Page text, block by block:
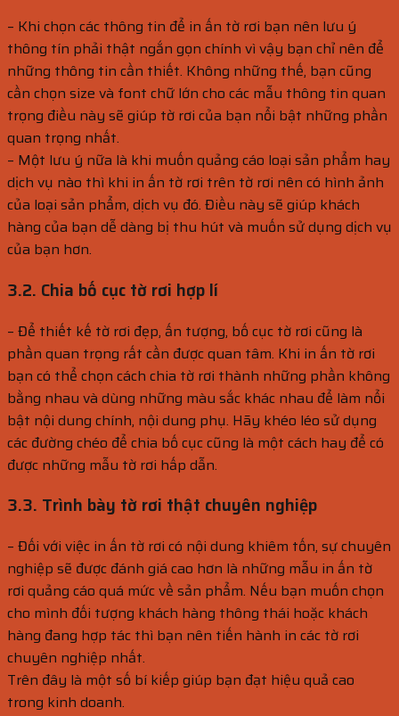
– Khi chọn các thông tin để in ấn tờ rơi bạn nên lưu ý
thông tín phải thật ngắn gọn chính vì vậy bạn chỉ nên để
những thông tin cần thiết. Không những thế, bạn cũng
cần chọn size và font chữ lớn cho các mẫu thông tin quan
trọng điều này sẽ giúp tờ rơi của bạn nổi bật những phần
quan trọng nhất.
– Một lưu ý nữa là khi muốn quảng cáo loại sản phẩm hay
dịch vụ nào thì khi in ấn tờ rơi trên tờ rơi nên có hình ảnh
của loại sản phẩm, dịch vụ đó. Điều này sẽ giúp khách
hàng của bạn dễ dàng bị thu hút và muốn sử dụng dịch vụ
của bạn hơn.
3.2. Chia bố cục tờ rơi hợp lí
– Để thiết kế tờ rơi đẹp, ấn tượng, bố cục tờ rơi cũng là
phần quan trọng rất cần được quan tâm. Khi in ấn tờ rơi
bạn có thể chọn cách chia tờ rơi thành những phần không
bằng nhau và dùng những màu sắc khác nhau để làm nổi
bật nội dung chính, nội dung phụ. Hãy khéo léo sử dụng
các đường chéo để chia bố cục cũng là một cách hay để có
được những mẫu tờ rơi hấp dẫn.
3.3. Trình bày tờ rơi thật chuyên nghiệp
– Đối với việc in ấn tờ rơi có nội dung khiêm tốn, sự chuyên
nghiệp sẽ được đánh giá cao hơn là những mẫu in ấn tờ
rơi quảng cáo quá mức về sản phẩm. Nếu bạn muốn chọn
cho mình đối tượng khách hàng thông thái hoặc khách
hàng đang hợp tác thì bạn nên tiến hành in các tờ rơi
chuyên nghiệp nhất.
Trên đây là một số bí kiếp giúp bạn đạt hiệu quả cao
trong kinh doanh.